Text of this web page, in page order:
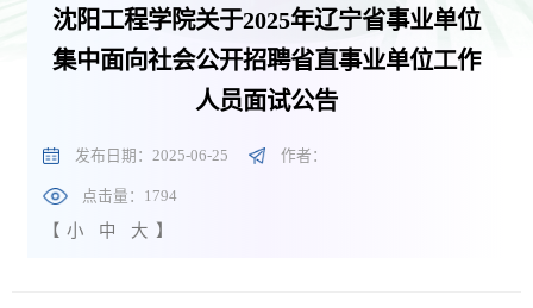
沈阳工程学院关于2025年辽宁省事业单位
集中面向社会公开招聘省直事业单位工作
人员面试公告
发布日期：2025-06-25 作者：
点击量： 1794
【 小 中 大 】